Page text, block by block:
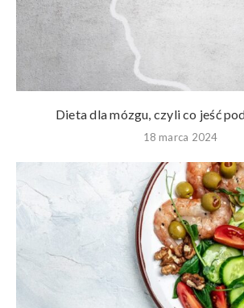
Dieta dla mózgu, czyli co jeść
18 marca 2024